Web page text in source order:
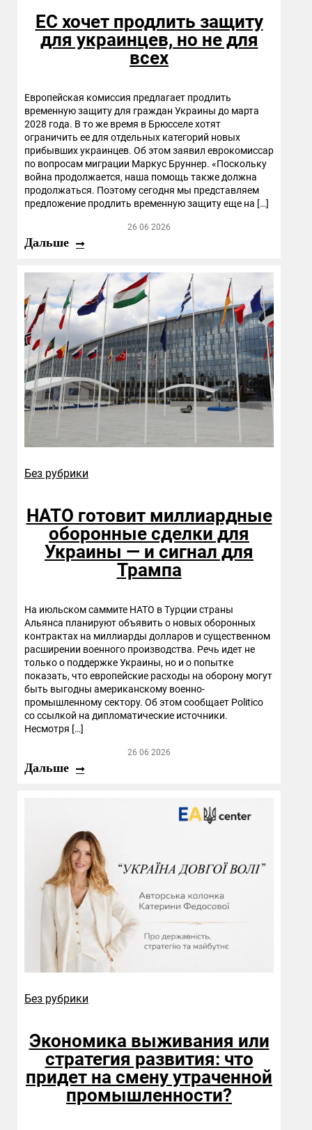
ЕС хочет продлить защиту
для украинцев, но не для
всех
Европейская комиссия предлагает продлить
временную защиту для граждан Украины до марта
2028 года. В то же время в Брюсселе хотят
ограничить ее для отдельных категорий новых
прибывших украинцев. Об этом заявил еврокомиссар
по вопросам миграции Маркус Бруннер. «Поскольку
война продолжается, наша помощь также должна
продолжаться. Поэтому сегодня мы представляем
предложение продлить временную защиту еще на […]
26 06 2026
Дальше
Без рубрики
НАТО готовит миллиардные
оборонные сделки для
Украины — и сигнал для
Трампа
На июльском саммите НАТО в Турции страны
Альянса планируют объявить о новых оборонных
контрактах на миллиарды долларов и существенном
расширении военного производства. Речь идет не
только о поддержке Украины, но и о попытке
показать, что европейские расходы на оборону могут
быть выгодны американскому военно-
промышленному сектору. Об этом сообщает Politico
со ссылкой на дипломатические источники.
Несмотря […]
26 06 2026
Дальше
Без рубрики
Экономика выживания или
стратегия развития: что
придет на смену утраченной
промышленности?